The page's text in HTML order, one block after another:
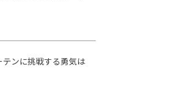
ンに挑戦する勇気は